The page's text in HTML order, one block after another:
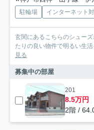
駐輪場 インターネット
玄関にあるこちらのシュー
たりの良い物件で明るい生
見る
募集中の部屋
201
8.5万円
2階 /